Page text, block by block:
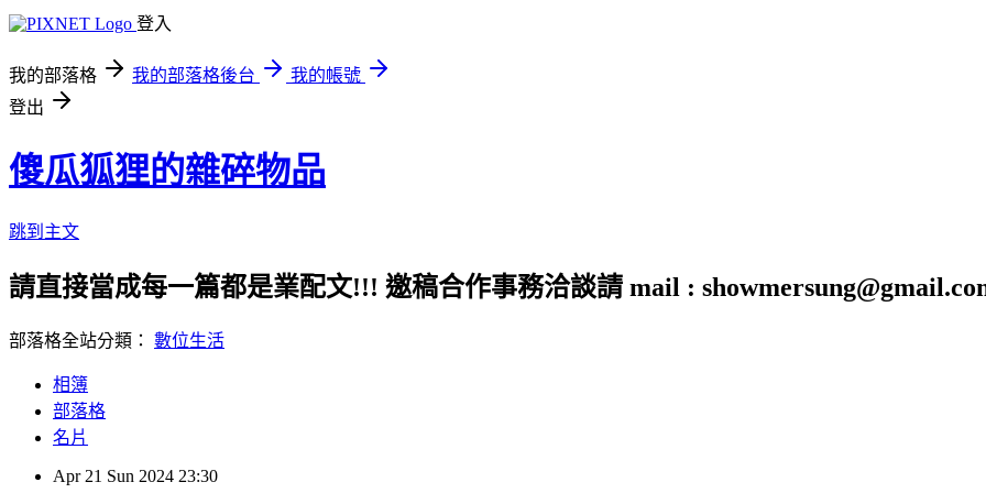
登入
我的部落格 我的部落格後台
我的帳號
登出
傻瓜狐狸的雜碎物品
跳到主文
請直接當成每一篇都是業配文!!! 邀稿合作事務洽談請 mail :
部落格全站分類： 數位生活
相簿
部落格
名片
Apr 21 Sun 2024 23:30